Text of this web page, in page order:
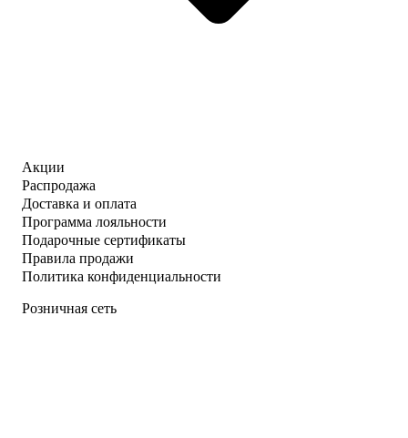
Акции
Распродажа
Доставка и оплата
Программа лояльности
Подарочные сертификаты
Правила продажи
Политика конфиденциальности
Розничная сеть